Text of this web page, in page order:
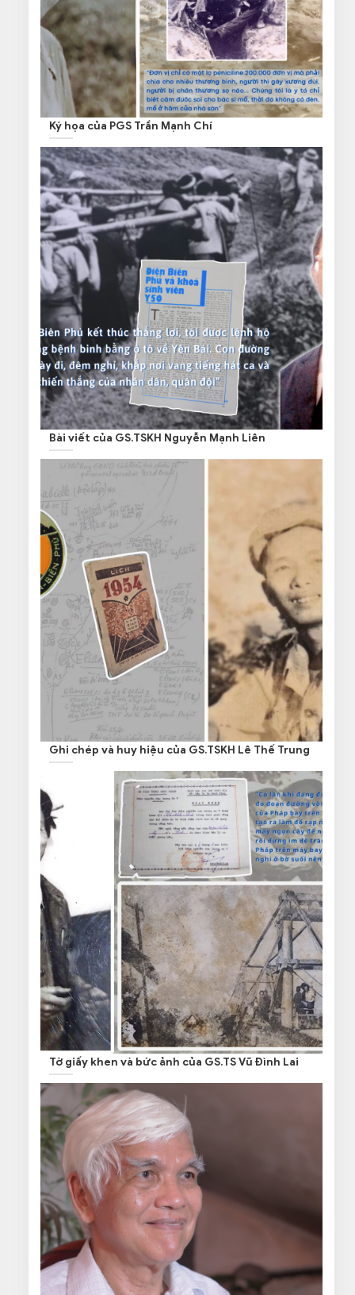
Ký họa của PGS Trần Mạnh Chí
Bài viết của GS.TSKH Nguyễn Mạnh Liên
Ghi chép và huy hiệu của GS.TSKH Lê Thế Trung
Tờ giấy khen và bức ảnh của GS.TS Vũ Đình Lai